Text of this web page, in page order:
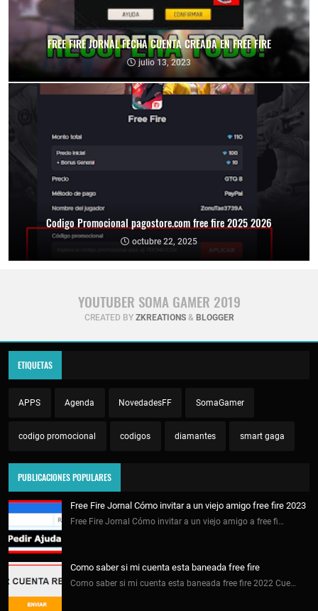
FREE FIRE JORNAL FECHA CUENTA CREADA EN FREE FIRE
julio 13, 2023
Codigo Promocional pagostore.com free fire 2025 2026
octubre 22, 2025
YOUTUBER SOMA GAMER 2019
CREATED BY ZKREATIONS& BLOGGER
ETIQUETAS
APPS Agenda NovedadesFF SomaGamer
codigo promocional codigos diamantes smart gaga
PUBLICACIONES POPULARES
Free Fire Jornal Cómo invitar a un viejo amigo free fire 2023
Free Fire Jornal Cómo invitar a un viejo amigo a free fi…
Como saber si mi cuenta esta baneada free fire
Como saber si mi cuenta esta baneada free fire 2022 Cue…